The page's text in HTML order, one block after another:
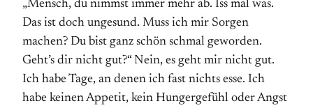
„Mensch, du nimmst immer mehr ab. Iss mal was.
Das ist doch ungesund. Muss ich mir Sorgen
machen? Du bist ganz schön schmal geworden.
Geht’s dir nicht gut?“ Nein, es geht mir nicht gut.
Ich habe Tage, an denen ich fast nichts esse. Ich
habe keinen Appetit, kein Hungergefühl oder Angst